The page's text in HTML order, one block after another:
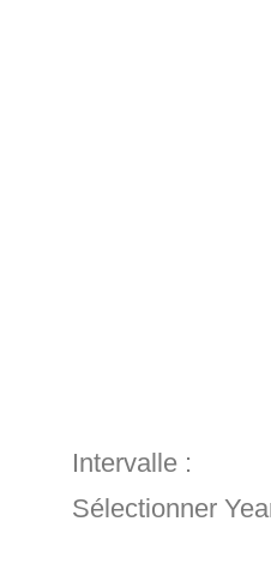
Intervalle :
Sélectionner